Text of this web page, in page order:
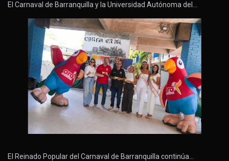
El Carnaval de Barranquilla y la Universidad Autónoma del…
El Reinado Popular del Carnaval de Barranquilla continúa…